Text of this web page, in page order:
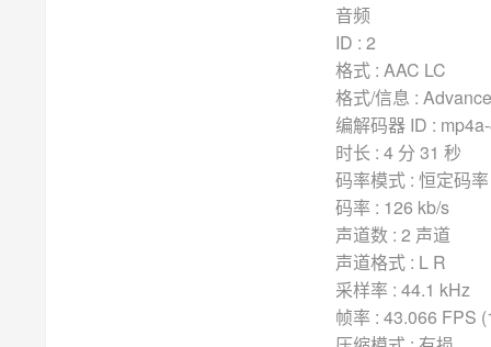
音频
ID : 2
格式 : AAC LC
格式/信息 :
编解码器 ID :
时长 : 4 分 31 秒
码率模式 : 恒定码
码率 : 126 kb/s
声道数 : 2 声道
声道格式 : L R
采样率 : 44.1 kHz
帧率 : 43.066 FPS